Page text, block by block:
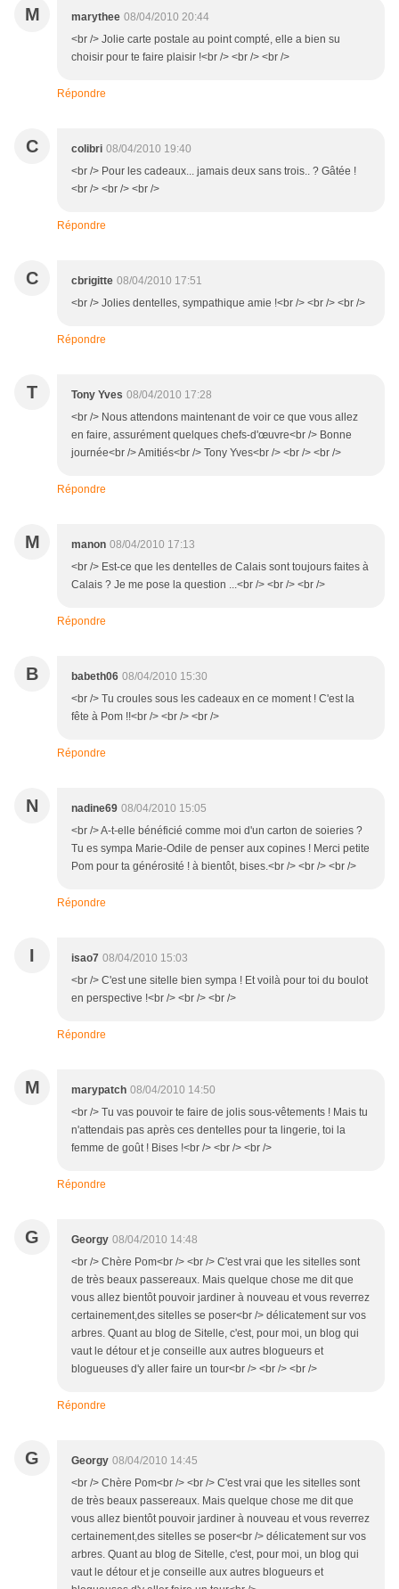
M marythee 08/04/2010 20:44
<br /> Jolie carte postale au point compté, elle a bien su
choisir pour te faire plaisir !<br /> <br /> <br />
Répondre
C colibri 08/04/2010 19:40
<br /> Pour les cadeaux... jamais deux sans trois.. ? Gâtée !
<br /> <br /> <br />
Répondre
C cbrigitte 08/04/2010 17:51
<br /> Jolies dentelles, sympathique amie !<br /> <br /> <br />
Répondre
T Tony Yves 08/04/2010 17:28
<br /> Nous attendons maintenant de voir ce que vous allez
en faire, assurément quelques chefs-d'œuvre<br /> Bonne
journée<br /> Amitiés<br /> Tony Yves<br /> <br /> <br />
Répondre
M manon 08/04/2010 17:13
<br /> Est-ce que les dentelles de Calais sont toujours faites à
Calais ? Je me pose la question ...<br /> <br /> <br />
Répondre
B babeth06 08/04/2010 15:30
<br /> Tu croules sous les cadeaux en ce moment ! C'est la
fête à Pom !!<br /> <br /> <br />
Répondre
N nadine69 08/04/2010 15:05
<br /> A-t-elle bénéficié comme moi d'un carton de soieries ?
Tu es sympa Marie-Odile de penser aux copines ! Merci petite
Pom pour ta générosité ! à bientôt, bises.<br /> <br /> <br />
Répondre
I isao7 08/04/2010 15:03
<br /> C'est une sitelle bien sympa ! Et voilà pour toi du boulot
en perspective !<br /> <br /> <br />
Répondre
M marypatch 08/04/2010 14:50
<br /> Tu vas pouvoir te faire de jolis sous-vêtements ! Mais tu
n'attendais pas après ces dentelles pour ta lingerie, toi la
femme de goût ! Bises !<br /> <br /> <br />
Répondre
G Georgy 08/04/2010 14:48
<br /> Chère Pom<br /> <br /> C'est vrai que les sitelles sont
de très beaux passereaux. Mais quelque chose me dit que
vous allez bientôt pouvoir jardiner à nouveau et vous reverrez
certainement,des sitelles se poser<br /> délicatement sur vos
arbres. Quant au blog de Sitelle, c'est, pour moi, un blog qui
vaut le détour et je conseille aux autres blogueurs et
blogueuses d'y aller faire un tour<br /> <br /> <br />
Répondre
G Georgy 08/04/2010 14:45
<br /> Chère Pom<br /> <br /> C'est vrai que les sitelles sont
de très beaux passereaux. Mais quelque chose me dit que
vous allez bientôt pouvoir jardiner à nouveau et vous reverrez
certainement,des sitelles se poser<br /> délicatement sur vos
arbres. Quant au blog de Sitelle, c'est, pour moi, un blog qui
vaut le détour et je conseille aux autres blogueurs et